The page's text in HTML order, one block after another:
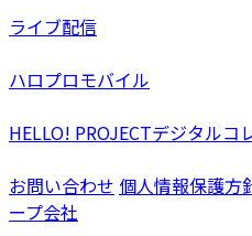
ライブ配信
ハロプロモバイル
HELLO! PROJECTデジタルコ
お問い合わせ 個人情報保護方
ープ会社